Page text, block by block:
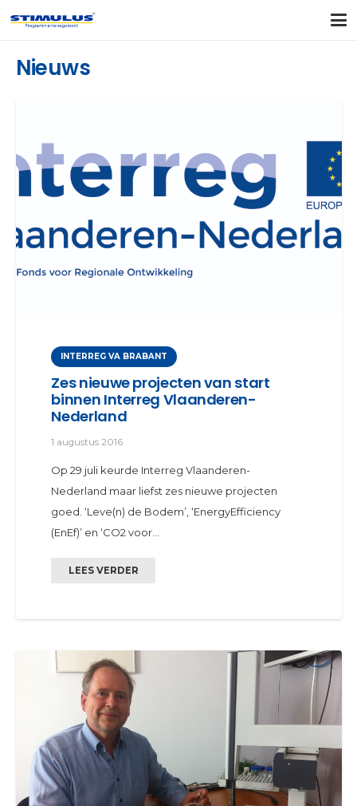
Nieuws
INTERREG VA BRABANT
Zes nieuwe projecten van start
binnen Interreg Vlaanderen-
Nederland
1 augustus 2016
Op 29 juli keurde Interreg Vlaanderen-
Nederland maar liefst zes nieuwe projecten
goed. ‘Leve(n) de Bodem’, ‘EnergyEfficiency
(EnEf)’ en ‘CO2 voor…
LEES VERDER